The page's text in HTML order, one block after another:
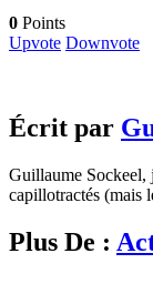
0 Points
Upvote Downvote
Écrit par
Guillaume Sockeel,
capillotractés (mais
Plus De :